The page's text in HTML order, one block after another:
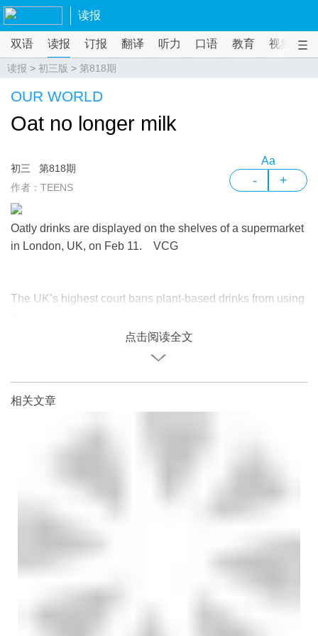
读报
双语 读报 订报 翻译 听力 口语 教育 视频
读报 > 初三版 > 第818期
OUR WORLD
Oat no longer milk
初三
第818期
作者：TEENS
Aa
- +
Oatly drinks are displayed on the shelves of a supermarket
in London, UK, on Feb 11. VCG
The UK’s highest court bans plant-based drinks from using
点击阅读全文
相关文章